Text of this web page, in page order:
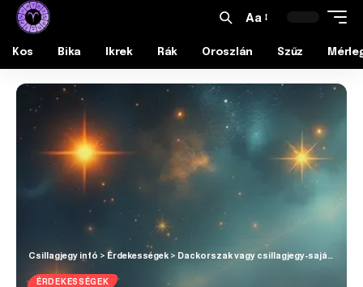
Aa
Kos Bika Ikrek Rák Oroszlán Szűz
Csillagjegy infó > Érdekességek > Dackorszak vagy csillagjegy-sajátosság? Így kezeld a Kos és Skorpió gyerekeket.
ÉRDEKESSÉGEK